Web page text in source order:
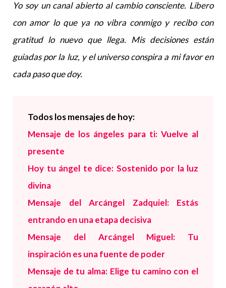
Yo soy un canal abierto al cambio consciente. Libero
con amor lo que ya no vibra conmigo y recibo con
gratitud lo nuevo que llega. Mis decisiones están
guiadas por la luz, y el universo conspira a mi favor en
cada paso que doy.
Todos los mensajes de hoy:
Mensaje de los ángeles para ti: Vuelve al
presente
Hoy tu ángel te dice: Sostenido por la luz
divina
Mensaje del Arcángel Zadquiel: Estás
entrando en una etapa decisiva
Mensaje del Arcángel Miguel: Tu
inspiración es una fuente de poder
Mensaje de tu alma: Elige tu camino con el